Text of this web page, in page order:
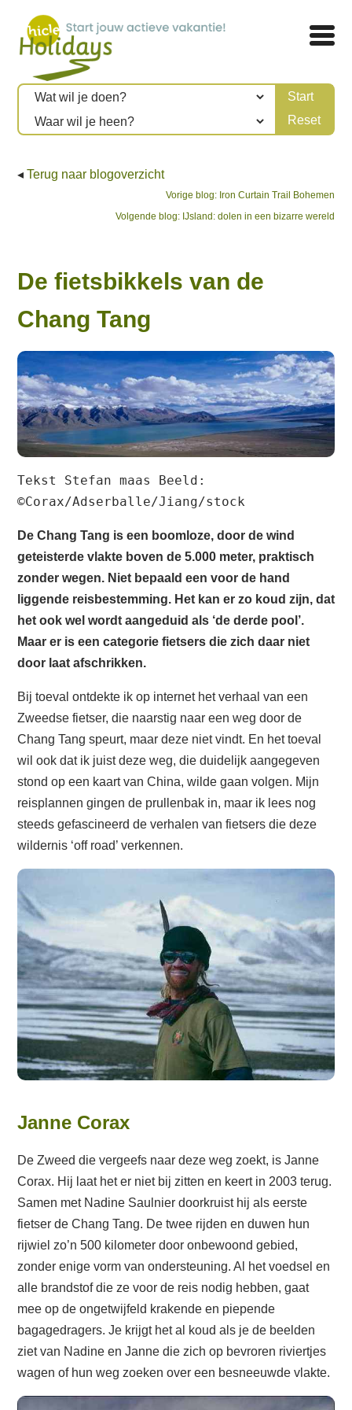
◂ Terug naar blogoverzicht
Vorige blog: Previous
post:
Iron Curtain Trail Bohemen
Volgende blog: Next
IJsland: dolen in een bizarre wereld
De fietsbikkels van de
Chang Tang
Tekst Stefan maas Beeld:
©Corax/Adserballe/Jiang/stock
De Chang Tang is een boomloze, door de wind
geteisterde vlakte boven de 5.000 meter, praktisch
zonder wegen. Niet bepaald een voor de hand
liggende reisbestemming. Het kan er zo koud zijn, dat
het ook wel wordt aangeduid als ‘de derde pool’.
Maar er is een categorie fietsers die zich daar niet
door laat afschrikken.
Bij toeval ontdekte ik op internet het verhaal van een
Zweedse fietser, die naarstig naar een weg door de
Chang Tang speurt, maar deze niet vindt. En het toeval
wil ook dat ik juist deze weg, die duidelijk aangegeven
stond op een kaart van China, wilde gaan volgen. Mijn
reisplannen gingen de prullenbak in, maar ik lees nog
steeds gefascineerd de verhalen van fietsers die deze
wildernis ‘off road’ verkennen.
Janne Corax
De Zweed die vergeefs naar deze weg zoekt, is Janne
Corax. Hij laat het er niet bij zitten en keert in 2003 terug.
Samen met Nadine Saulnier doorkruist hij als eerste
fietser de Chang Tang. De twee rijden en duwen hun
rijwiel zo’n 500 kilometer door onbewoond gebied,
zonder enige vorm van ondersteuning. Al het voedsel en
alle brandstof die ze voor de reis nodig hebben, gaat
mee op de ongetwijfeld krakende en piepende
bagagedragers. Je krijgt het al koud als je de beelden
ziet van Nadine en Janne die zich op bevroren riviertjes
wagen of hun weg zoeken over een besneeuwde vlakte.